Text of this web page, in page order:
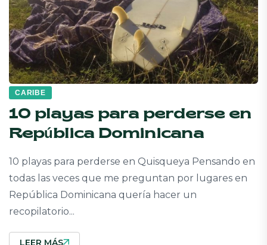
CARIBE
10 playas para perderse en
República Dominicana
10 playas para perderse en Quisqueya Pensando en
todas las veces que me preguntan por lugares en
República Dominicana quería hacer un
recopilatorio...
LEER MÁS